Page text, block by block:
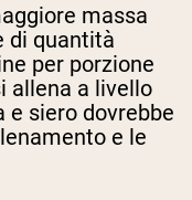
massa
di quantità
per porzione
allena a livello
e siero dovrebbe
e le